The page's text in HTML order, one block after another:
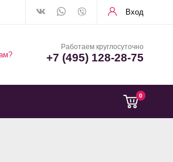
Вход
Работаем круглосуточно
+7 (495) 128-28-75
0